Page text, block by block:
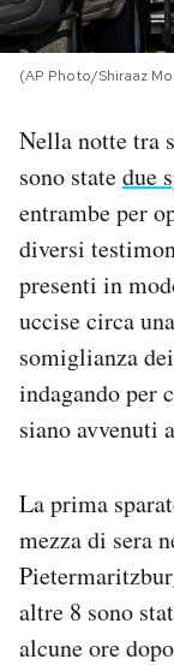
SHOP
AREA
Area
Newsletter
Notifiche
Regala il Post
Hai bisogno
Esci
(AP Photo/Shiraaz
Nella notte tra
sono statedue
entrambe per
diversi
presenti in
uccise circa
somiglianza
indagando per
siano avvenuti
La prima
mezza di sera
altre 8 sono
alcune ore dopo